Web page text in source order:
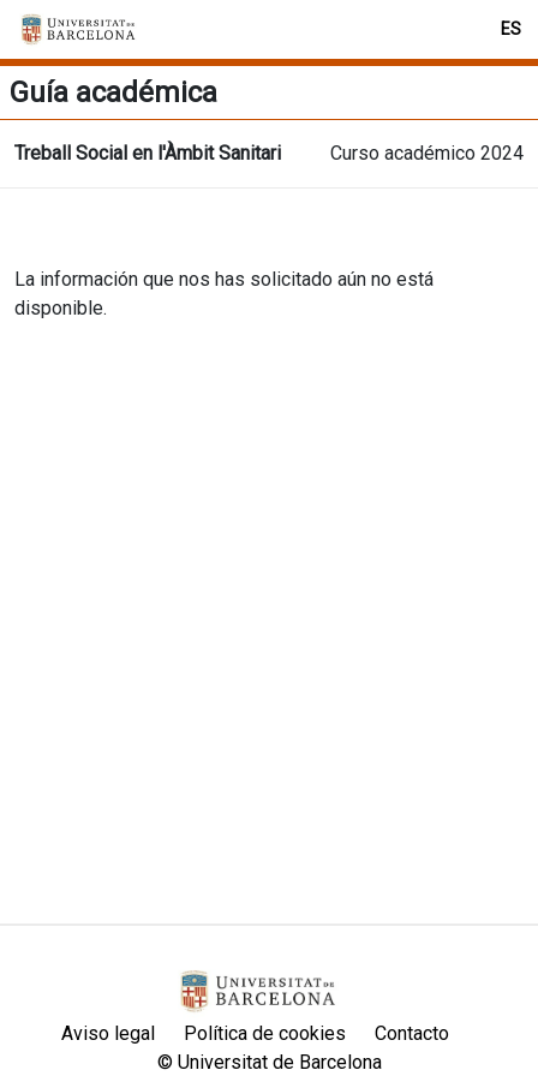
ES
Guía académica
Treball Social en l'Àmbit Sanitari Curso académico 2024
La información que nos has solicitado aún no está
disponible.
Aviso legal Política de cookies
Contacto
© Universitat de Barcelona